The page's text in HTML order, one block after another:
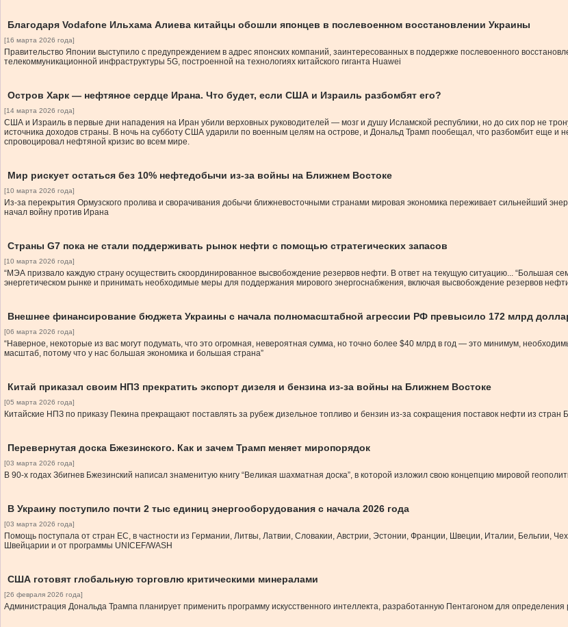
Благодаря Vodafone Ильхама Алиева китайцы обошли японцев в послевоенном восстановлении Украины
[16 марта 2026 года]
Правительство Японии выступило с предупреждением в адрес японских компаний, заинтересованных в поддержке послевоенного
телекоммуникационной инфраструктуры 5G, построенной на технологиях китайского гиганта Huawei
Остров Харк — нефтяное сердце Ирана. Что будет, если США и Израиль разбомбят его?
[14 марта 2026 года]
США и Израиль в первые дни нападения на Иран убили верховных руководителей — мозг и душу Исламской республики, но до сих пор не
источника доходов страны. В ночь на субботу США ударили по военным целям на острове, и Дональд Трамп пообещал, что разбомбит еще и
спровоцировал нефтяной кризис во всем мире.
Мир рискует остаться без 10% нефтедобычи из-за войны на Ближнем Востоке
[10 марта 2026 года]
Из-за перекрытия Ормузского пролива и сворачивания добычи ближневосточными странами мировая экономика переживает сильнейший
начал войну против Ирана
Страны G7 пока не стали поддерживать рынок нефти с помощью стратегических запасов
[10 марта 2026 года]
“МЭА призвало каждую страну осуществить скоординированное высвобождение резервов нефти. В ответ на текущую ситуацию... “Большая
энергетическом рынке и принимать необходимые меры для поддержания мирового энергоснабжения, включая высвобождение резервов
Внешнее финансирование бюджета Украины с начала полномасштабной агрессии РФ превысило 172 млрд
[06 марта 2026 года]
“Наверное, некоторые из вас могут подумать, что это огромная, невероятная сумма, но точно более $40 млрд в год — это минимум,
масштаб, потому что у нас большая экономика и большая страна”
Китай приказал своим НПЗ прекратить экспорт дизеля и бензина из-за войны на Ближнем Востоке
[05 марта 2026 года]
Китайские НПЗ по приказу Пекина прекращают поставлять за рубеж дизельное топливо и бензин из-за сокращения поставок нефти из стран
Перевернутая доска Бжезинского. Как и зачем Трамп меняет миропорядок
[03 марта 2026 года]
В 90-х годах Збигнев Бжезинский написал знаменитую книгу “Великая шахматная доска”, в которой изложил свою концепцию мировой
В Украину поступило почти 2 тыс единиц энергооборудования с начала 2026 года
[03 марта 2026 года]
Помощь поступала от стран ЕС, в частности из Германии, Литвы, Латвии, Словакии, Австрии, Эстонии, Франции, Швеции, Италии, Бельгии,
Швейцарии и от программы UNICEF/WASH
США готовят глобальную торговлю критическими минералами
[26 февраля 2026 года]
Администрация Дональда Трампа планирует применить программу искусственного интеллекта, разработанную Пентагоном для